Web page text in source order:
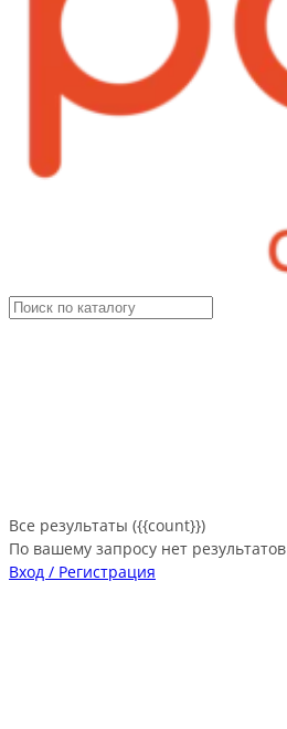
Все результаты ({{count}})
По вашему запросу нет результатов
Вход / Регистрация